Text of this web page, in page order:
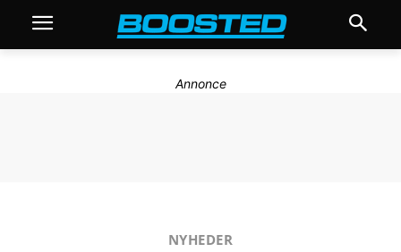
Annonce
NYHEDER